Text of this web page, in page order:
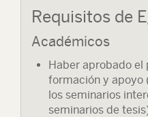
Requisitos de
Académicos
Haber aprobado
formación y apoyo
los seminarios
seminarios de